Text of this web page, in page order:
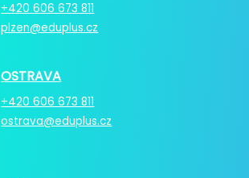
+420 606 673 811
plzen@eduplus.cz
OSTRAVA
+420 606 673 811
ostrava@eduplus.cz